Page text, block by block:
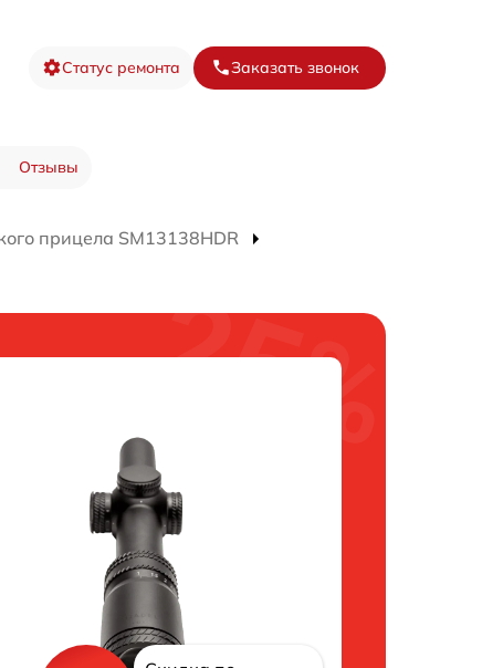
Статус ремонта Заказать звонок
Отзывы
прицела SM13138HDR